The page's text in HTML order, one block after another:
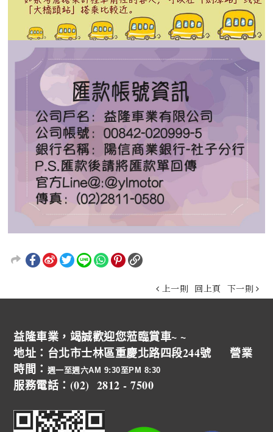
上一則 回上頁 下一則
益隆車業，竭誠歡迎您蒞臨賞車~ ~
地址：台北市士林區重慶北路四段244號 營業
時間： 週一至週六AM 9:30至PM 8:30
服務電話：(02) 2812 - 7500